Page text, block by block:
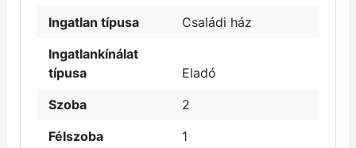
Ingatlan típusa
Családi ház
Ingatlankínálat
típusa
Eladó
Szoba
2
Félszoba
1